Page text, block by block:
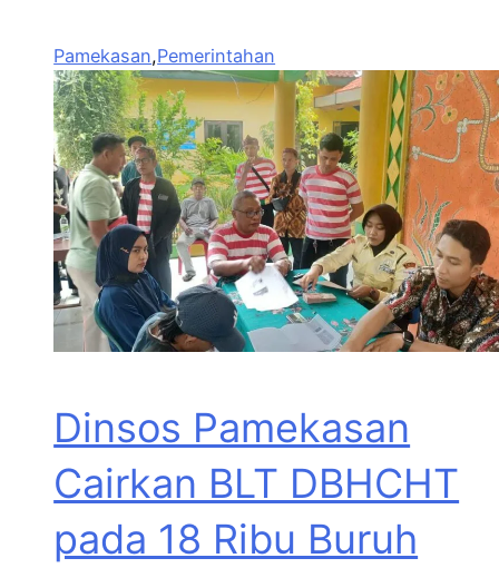
Pamekasan,Pemerintahan
Dinsos Pamekasan
Cairkan BLT DBHCHT
pada 18 Ribu Buruh